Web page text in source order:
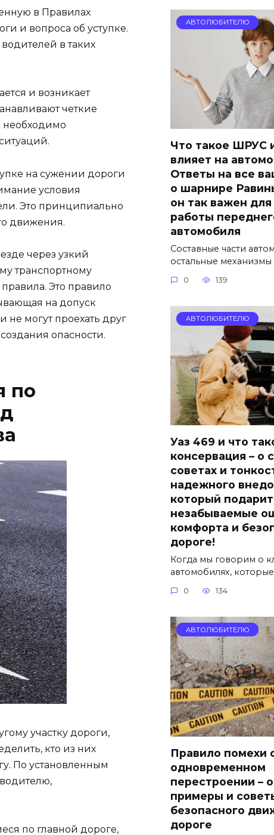
в Правилах
и вопроса об уступке.
в таких
и возникает
четкие
необходимо
на сужении дороги
условия
Это принципиально
движения.
через узкий
транспортному
Это правило
на допуск
не могут проехать друг
опасности.
по
участку дороги,
кто из них
По установленным
по главной дороге,
АВТОЛЮБИТЕЛЮ
Что такое ШРУС
влияет на
Ответы на все
о шарнире
он так важен
работы
автомобиля
Составные части
остальные механизмы
0 139
АВТОЛЮБИТЕЛЮ
Уаз 469 и что
консервация – о
советах и
надежного
который подарит
незабываемые
комфорта и
дороге!
Когда мы говорим о
автомобилях, которые
0 134
АВТОЛЮБИТЕЛЮ
Правило помехи
одновременном
перестроении –
примеры и
безопасного
дороге